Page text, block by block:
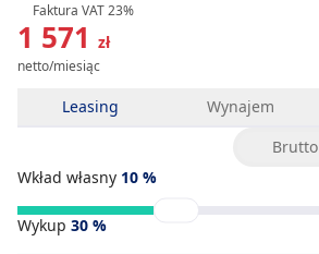
1 571 zł
netto/miesiąc
Faktura VAT 23%
Leasing Wynajem
Brutto
Wkład własny 10 %
Wykup 30 %